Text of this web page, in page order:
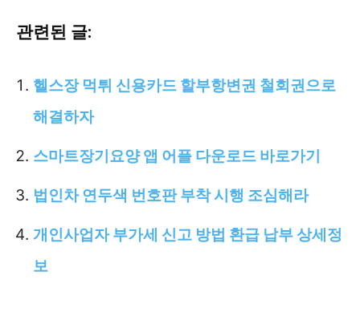
관련된 글:
헬스장 먹튀 신용카드 할부항변권 철회권으로
해결하자
스마트장기요양 앱 어플 다운로드 바로가기
법인차 연두색 번호판 부착 시행 조심해라
개인사업자 부가세 신고 방법 환급 납부 상세정
보